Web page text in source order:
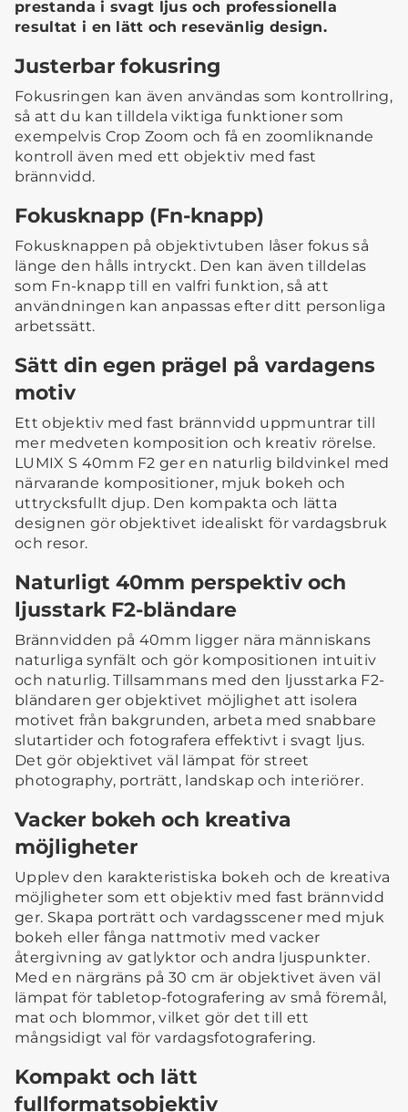
prestanda i svagt ljus och professionella
resultat i en lätt och resevänlig design.
Justerbar fokusring
Fokusringen kan även användas som kontrollring,
så att du kan tilldela viktiga funktioner som
exempelvis Crop Zoom och få en zoomliknande
kontroll även med ett objektiv med fast
brännvidd.
Fokusknapp (Fn-knapp)
Fokusknappen på objektivtuben låser fokus så
länge den hålls intryckt. Den kan även tilldelas
som Fn-knapp till en valfri funktion, så att
användningen kan anpassas efter ditt personliga
arbetssätt.
Sätt din egen prägel på vardagens
motiv
Ett objektiv med fast brännvidd uppmuntrar till
mer medveten komposition och kreativ rörelse.
LUMIX S 40mm F2 ger en naturlig bildvinkel med
närvarande kompositioner, mjuk bokeh och
uttrycksfullt djup. Den kompakta och lätta
designen gör objektivet idealiskt för vardagsbruk
och resor.
Naturligt 40mm perspektiv och
ljusstark F2-bländare
Brännvidden på 40mm ligger nära människans
naturliga synfält och gör kompositionen intuitiv
och naturlig. Tillsammans med den ljusstarka F2-
bländaren ger objektivet möjlighet att isolera
motivet från bakgrunden, arbeta med snabbare
slutartider och fotografera effektivt i svagt ljus.
Det gör objektivet väl lämpat för street
photography, porträtt, landskap och interiörer.
Vacker bokeh och kreativa
möjligheter
Upplev den karakteristiska bokeh och de kreativa
möjligheter som ett objektiv med fast brännvidd
ger. Skapa porträtt och vardagsscener med mjuk
bokeh eller fånga nattmotiv med vacker
återgivning av gatlyktor och andra ljuspunkter.
Med en närgräns på 30 cm är objektivet även väl
lämpat för tabletop-fotografering av små föremål,
mat och blommor, vilket gör det till ett
mångsidigt val för vardagsfotografering.
Kompakt och lätt
fullformatsobjektiv